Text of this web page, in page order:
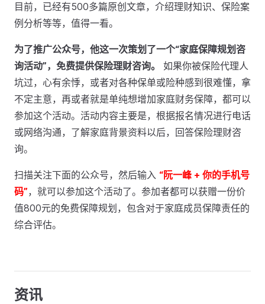
目前，已经有500多篇原创文章，介绍理财知识、保险案
例分析等等，值得一看。
为了推广公众号，他这一次策划了一个“家庭保障规划咨
询活动”，免费提供保险理财咨询。
如果你被保险代理人
坑过，心有余悸，或者对各种保单或险种感到很难懂，拿
不定主意，再或者就是单纯想增加家庭财务保障，都可以
参加这个活动。活动内容主要是，根据报名情况进行电话
或网络沟通，了解家庭背景资料以后，回答保险理财咨
询。
扫描关注下面的公众号，然后输入 “阮一峰 + 你的手机号
码”，就可以参加这个活动了。参加者都可以获赠一份价
值800元的免费保障规划，包含对于家庭成员保障责任的
综合评估。
资讯